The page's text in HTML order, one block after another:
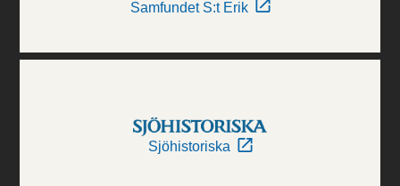
Samfundet S:t Erik
Sjöhistoriska